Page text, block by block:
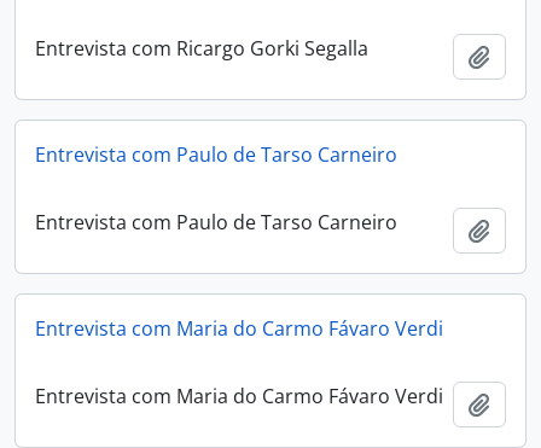
Entrevista com Ricargo Gorki Segalla
Entrevista com Paulo de Tarso Carneiro
Entrevista com Paulo de Tarso Carneiro
Entrevista com Maria do Carmo Fávaro Verdi
Entrevista com Maria do Carmo Fávaro Verdi